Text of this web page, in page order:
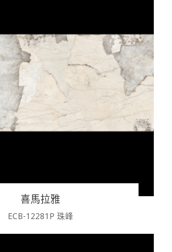
喜馬拉雅
ECB-12281P 珠峰